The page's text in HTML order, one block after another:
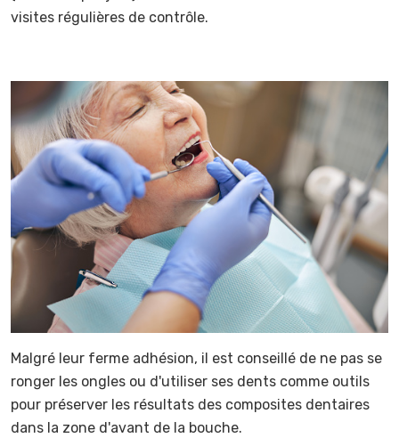
visites régulières de contrôle.
Malgré leur ferme adhésion, il est conseillé de ne pas se
ronger les ongles ou d'utiliser ses dents comme outils
pour préserver les résultats des composites dentaires
dans la zone d'avant de la bouche.